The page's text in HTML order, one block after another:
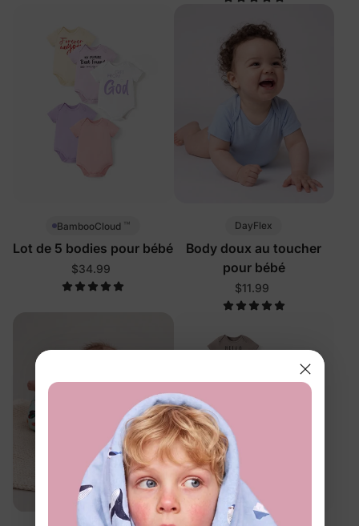
BambooCloud ™
Lot de 5 bodies pour bébé
$34.99
DayFlex
Body doux au toucher
pour bébé
$11.99